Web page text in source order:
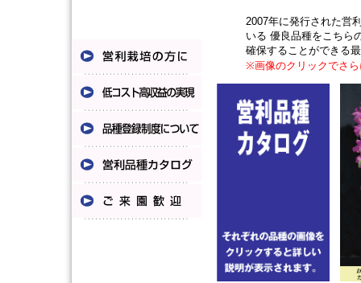
2007年に発行された営
いる 優良品種をこちら
確保することができる
※画像のクリックでさ